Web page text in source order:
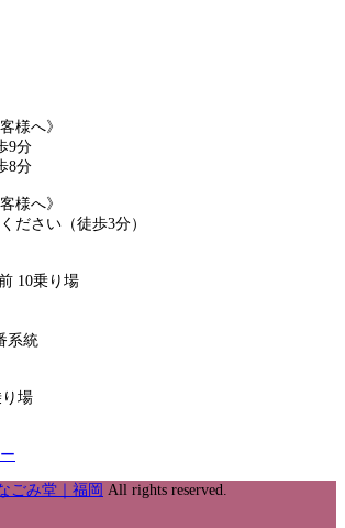
様へ》
9分
8分
様へ》
ださい（徒歩3分）
10乗り場
系統
場
ごみ堂｜福岡 All rights reserved.